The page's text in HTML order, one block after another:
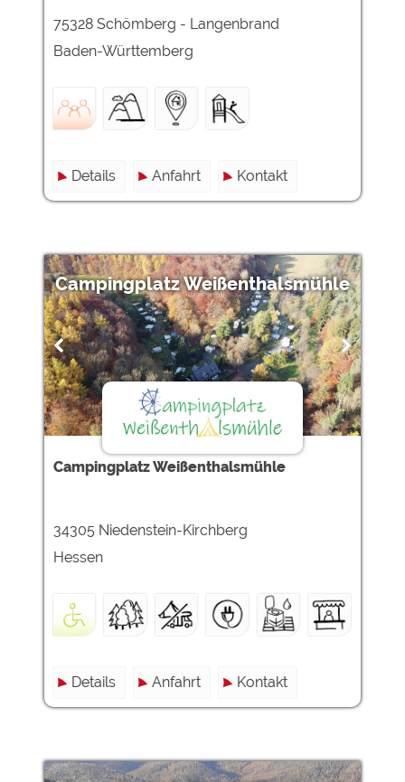
75328 Schömberg - Langenbrand
Baden-Württemberg
Details Anfahrt Kontakt
Campingplatz Weißenthalsmühle
Campingplatz Weißenthalsmühle
34305 Niedenstein-Kirchberg
Hessen
Details Anfahrt Kontakt